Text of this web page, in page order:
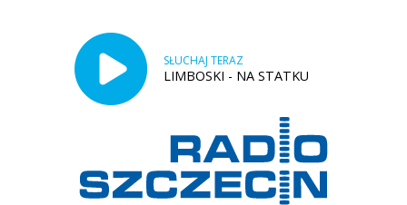
SŁUCHAJ TERAZ
LIMBOSKI - NA STATKU